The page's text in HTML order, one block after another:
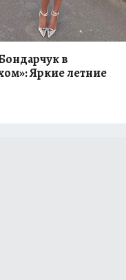
в
Яркие летние